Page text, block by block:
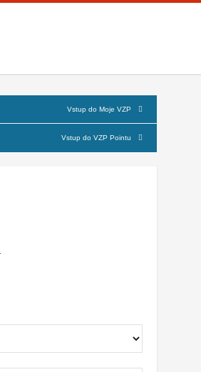
Vstup do Moje VZP
Vstup do VZP Pointu